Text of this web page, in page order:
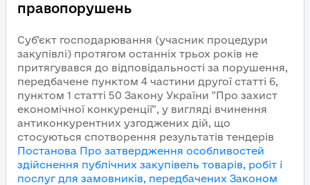
правопорушень
Суб’єкт господарювання (учасник процедури
закупівлі) протягом останніх трьох років не
притягувався до відповідальності за порушення,
передбачене пунктом 4 частини другої статті 6,
пунктом 1 статті 50 Закону України "Про захист
економічної конкуренції", у вигляді вчинення
антиконкурентних узгоджених дій, що
стосуються спотворення результатів тендерів
Постанова Про затвердження особливостей
здійснення публічних закупівель товарів, робіт і
послуг для замовників, передбачених Законом